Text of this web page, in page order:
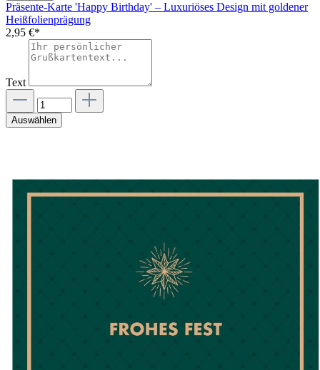
Präsente-Karte 'Happy Birthday' – Luxuriöses Design mit goldener
Heißfolienprägung
2,95 €*
Text
Auswählen